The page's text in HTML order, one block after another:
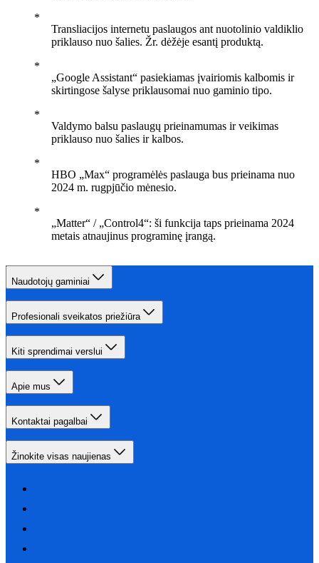
Transliacijos internetu paslaugos ant nuotolinio valdiklio
priklauso nuo šalies. Žr. dėžėje esantį produktą.
„Google Assistant“ pasiekiamas įvairiomis kalbomis ir
skirtingose šalyse priklausomai nuo gaminio tipo.
Valdymo balsu paslaugų prieinamumas ir veikimas
priklauso nuo šalies ir kalbos.
HBO „Max“ programėlės paslauga bus prieinama nuo
2024 m. rugpjūčio mėnesio.
„Matter“ / „Control4“: ši funkcija taps prieinama 2024
metais atnaujinus programinę įrangą.
Naudotojų gaminiai
Profesionali sveikatos priežiūra
Kiti sprendimai verslui
Apie mus
Kontaktai pagalbai
Žinokite visas naujienas